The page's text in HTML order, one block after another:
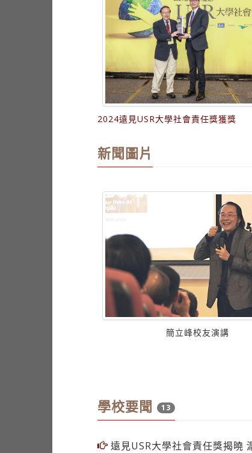
2024遠見USR大學社會責任獎獲獎
新聞圖片
簡立峰校友演講
學校要聞 13
遠見USR大學社會責任獎揭曉